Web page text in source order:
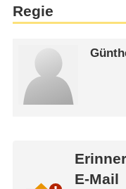
Regie
E-Mail